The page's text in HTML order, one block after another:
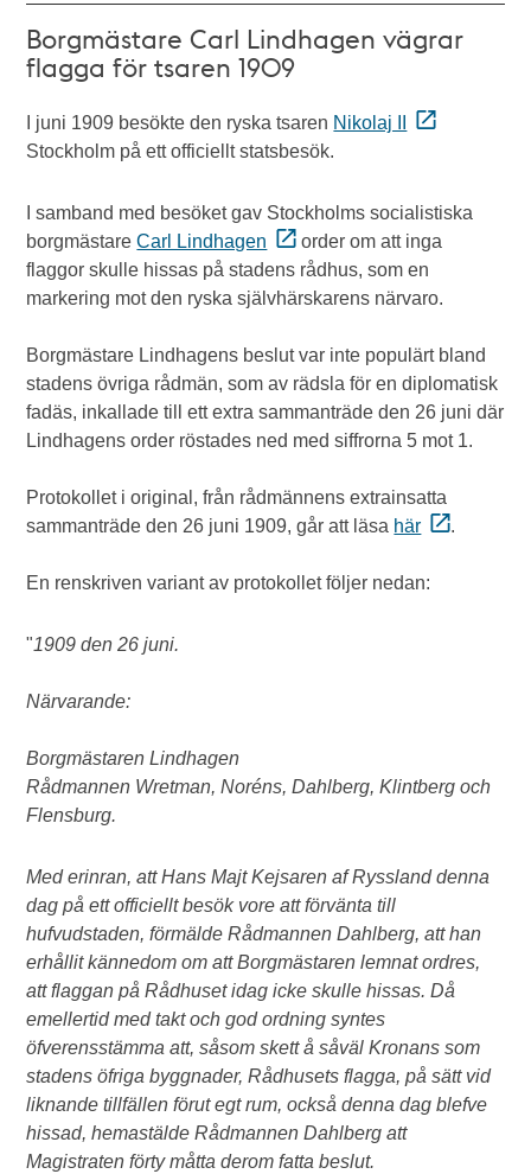
Borgmästare Carl Lindhagen vägrar
flagga för tsaren 1909
I juni 1909 besökte den ryska tsaren Nikolaj II
Stockholm på ett officiellt statsbesök.
I samband med besöket gav Stockholms socialistiska
borgmästareCarl Lindhagen
order om att inga
flaggor skulle hissas på stadens rådhus, som en
markering mot den ryska självhärskarens närvaro.
Borgmästare Lindhagens beslut var inte populärt bland
stadens övriga rådmän, som av rädsla för en diplomatisk
fadäs, inkallade till ett extra sammanträde den 26 juni där
Lindhagens order röstades ned med siffrorna 5 mot 1.
Protokollet i original, från rådmännens extrainsatta
sammanträde den 26 juni 1909, går att läsa här .
En renskriven variant av protokollet följer nedan:
"1909 den 26 juni.
Närvarande:
Borgmästaren Lindhagen
Rådmannen Wretman, Noréns, Dahlberg, Klintberg och
Flensburg.
Med erinran, att Hans Majt Kejsaren af Ryssland denna
dag på ett officiellt besök vore att förvänta till
hufvudstaden, förmälde Rådmannen Dahlberg, att han
erhållit kännedom om att Borgmästaren lemnat ordres,
att flaggan på Rådhuset idag icke skulle hissas. Då
emellertid med takt och god ordning syntes
öfverensstämma att, såsom skett å såväl Kronans som
stadens öfriga byggnader, Rådhusets flagga, på sätt vid
liknande tillfällen förut egt rum, också denna dag blefve
hissad, hemastälde Rådmannen Dahlberg att
Magistraten förty måtta derom fatta beslut.